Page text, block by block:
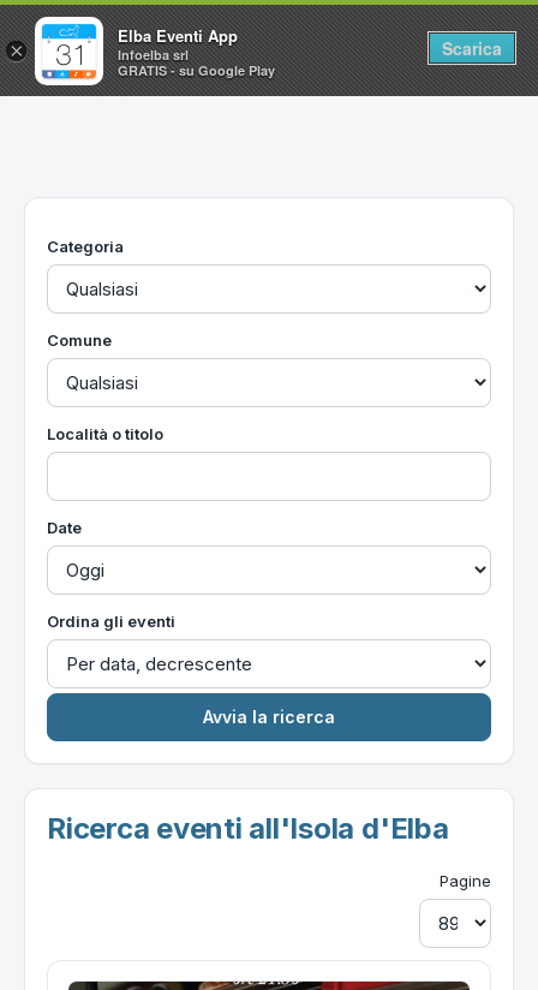
Home
Utilità
Categoria
Comune
Località o titolo
Date
Ordina gli eventi
Ricerca eventi all'Isola d'Elba
Pagine
×
Elba Eventi App
Infoelba srl
GRATIS - su Google Play
Scarica